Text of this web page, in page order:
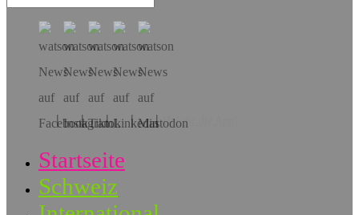
Hol dir die App!
Startseite
Schweiz